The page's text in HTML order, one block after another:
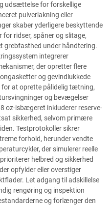
udsættelse for forskellige
pulverlakning eller
skaber yderligere beskyttende
for ridser, spåner og slitage,
grebfasthed under håndtering.
integrerer
der opretter flere
og gevindlukkede
for at oprette pålidelig tætning,
og bevægelser
oz-isbægeret inkluderer reserve-
sikkerhed, selvom primære
Testprotokoller sikrer
forhold, herunder vendte
der simulerer reelle
helbred og sikkerhed
opfylder eller overstiger
Let adgang til adskillelse
rengøring og inspektion
og forlænger den